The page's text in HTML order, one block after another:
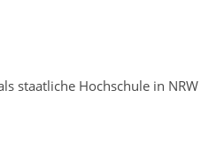
staatliche Hochschule in